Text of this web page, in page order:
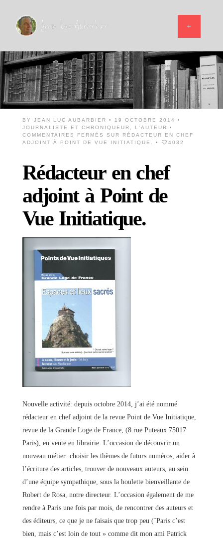
BY JEAN LUC AUBARBIER
• 19 OCTOBRE 2014 •
JOURNALISTE ET CHRONIQUEUR
L'AUTEUR
•
COMMENTAIRES FERMÉS
SUR RÉDACTEUR EN CHEF
ADJOINT À POINT DE VUE INITIATIQUE.
• 4032
Rédacteur en chef
adjoint à Point de
Vue Initiatique.
Nouvelle activité: depuis octobre 2014, j’ai été nommé
rédacteur en chef adjoint de la revue Point de Vue Initiatique,
revue de la Grande Loge de France, (8 rue Puteaux 75017
Paris), en vente en librairie. L’occasion de découvrir un
nouveau métier: choisir les thèmes de futurs numéros, aider à
l’écriture des articles, trouver de nouveaux auteurs, au sein
d’une équipe sympathique, sous la houlette bienveillante de
Robert de Rosa, notre directeur. L’occasion également de me
rendre à Paris une fois par mois, de rencontrer des auteurs et
des éditeurs, ce que je ne faisais que trop peu (¨Paris c’est
bien, mais c’est loin de tout » comme dit mon ami Patrick